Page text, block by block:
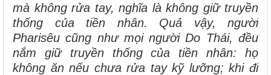
mà không rửa tay, nghĩa là không giữ truyền
thống của tiền nhân. Quả vậy, người
Pharisêu cũng như mọi người Do Thái, đều
nắm giữ truyền thống của tiền nhân: họ
không ăn nếu chưa rửa tay kỹ lưỡng; khi đi